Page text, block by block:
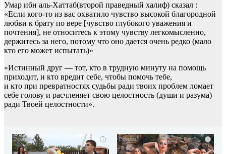
Умар ибн аль-Хаттаб(второй праведный халиф) сказал :
«Если кого-то из вас охватило чувство высокой благородной
любви к брату по вере [чувство глубокого уважения и
почтения], не относитесь к этому чувству легкомысленно,
держитесь за него, потому что оно дается очень редко (мало
кто его может испытать)»
«Истинный друг — тот, кто в трудную минуту на помощь
приходит, и кто вредит себе, чтобы помочь тебе,
и кто при превратностях судьбы ради твоих проблем ломает
себе голову и расчленяет свою целостность (души и разума)
ради Твоей целостности».
i i